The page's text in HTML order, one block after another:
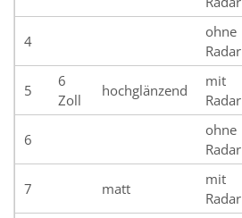
4
ohne
Radar
5
6
Zoll
hochglänzend
mit
Radar
6
ohne
Radar
7 matt
mit
Radar